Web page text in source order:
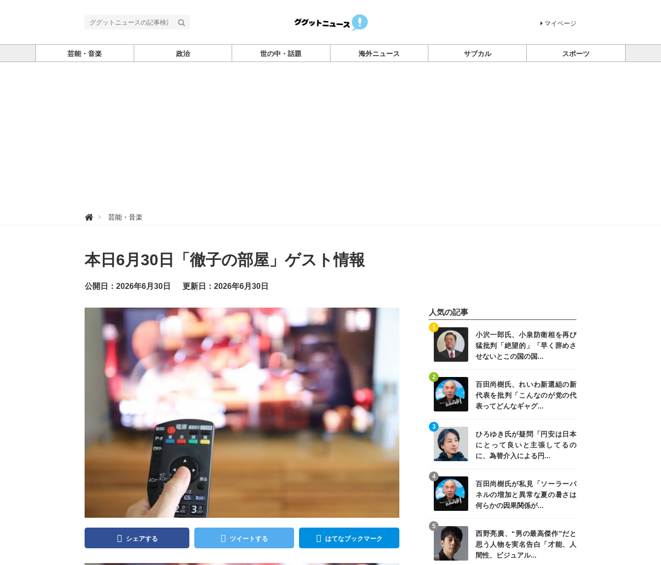
マイページ
芸能・音楽 政治 世の中・話題 海外ニュース サブカル スポーツ
グ
ュ
ー
ス
芸能・音楽
本日6月30日「徹子の部屋」ゲスト情報
公開日：2026年6月30日 更新日：2026年6月30日
シェアする ツイートする はてなブックマーク
人気の記事
小沢一郎氏、小泉防衛相を再び
猛批判「絶望的」「早く辞めさ
せないとこの国の国...
1
百田尚樹氏、れいわ新選組の新
代表を批判「こんなのが党の代
表ってどんなギャグ...
2
ひろゆき氏が疑問「円安は日本
にとって良いと主張してるの
に、為替介入による円...
3
百田尚樹氏が私見「ソーラーパ
ネルの増加と異常な夏の暑さは
何らかの因果関係が...
4
西野亮廣、“男の最高傑作”だと
思う人物を実名告白「才能、人
間性、ビジュアル...
5